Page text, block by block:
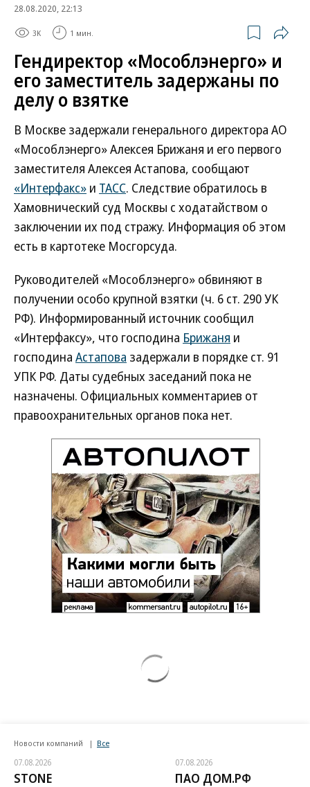
28.08.2020, 22:13
3K 1 мин.
Гендиректор «Мособлэнерго» и
его заместитель задержаны по
делу о взятке
В Москве задержали генерального директора АО
«Мособлэнерго» Алексея Брижаня и его первого
заместителя Алексея Астапова, сообщают
«Интерфакс» и ТАСС. Следствие обратилось в
Хамовнический суд Москвы с ходатайством о
заключении их под стражу. Информация об этом
есть в картотеке Мосгорсуда.
Руководителей «Мособлэнерго» обвиняют в
получении особо крупной взятки (ч. 6 ст. 290 УК
РФ). Информированный источник сообщил
«Интерфаксу», что господина Брижаня и
господина Астапова задержали в порядке ст. 91
УПК РФ. Даты судебных заседаний пока не
назначены. Официальных комментариев от
правоохранительных органов пока нет.
Новости компаний Все
07.08.2026
STONE
07.08.2026
ПАО ДОМ.РФ